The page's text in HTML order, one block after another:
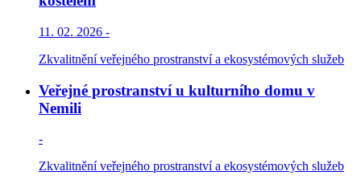
11. 02. 2026 -
Zkvalitnění veřejného prostranství a ekosystémových služeb
Veřejné prostranství u kulturního domu v
Nemili
-
Zkvalitnění veřejného prostranství a ekosystémových služeb